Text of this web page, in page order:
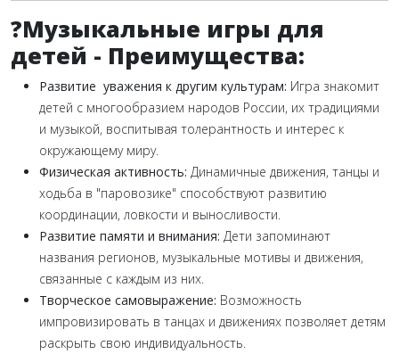
?Музыкальные игры для
детей - Преимущества:
Развитие уважения к другим культурам: Игра знакомит
детей с многообразием народов России, их традициями
и музыкой, воспитывая толерантность и интерес к
окружающему миру.
Физическая активность: Динамичные движения, танцы и
ходьба в "паровозике" способствуют развитию
координации, ловкости и выносливости.
Развитие памяти и внимания: Дети запоминают
названия регионов, музыкальные мотивы и движения,
связанные с каждым из них.
Творческое самовыражение: Возможность
импровизировать в танцах и движениях позволяет детям
раскрыть свою индивидуальность.